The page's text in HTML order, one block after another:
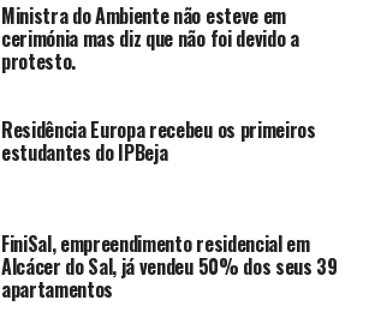
Ministra do Ambiente não esteve em
cerimónia mas diz que não foi devido a
protesto.
Residência Europa recebeu os primeiros
estudantes do IPBeja
FiniSal, empreendimento residencial em
Alcácer do Sal, já vendeu 50% dos seus 39
apartamentos